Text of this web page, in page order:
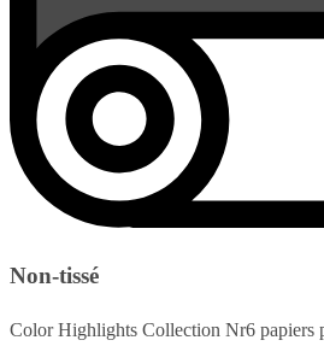
Non-tissé
Color Highlights Collection Nr6 papiers